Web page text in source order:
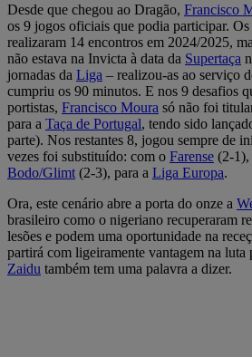
Desde que chegou ao Dragão, Francisco
os 9 jogos oficiais que podia participar. Os
realizaram 14 encontros em 2024/2025,
não estava na Invicta à data da Supertaça
jornadas da Liga – realizou-as ao serviço
cumpriu os 90 minutos. E nos 9 desafios
portistas, Francisco Moura só não foi
para a Taça de Portugal, tendo sido
parte). Nos restantes 8, jogou sempre de
vezes foi substituído: com o Farense (2-1),
Bodo/Glimt (2-3), para a Liga Europa.
Ora, este cenário abre a porta do onze a
brasileiro como o nigeriano recuperaram
lesões e podem uma oportunidade na
partirá com ligeiramente vantagem na luta
Zaidu também tem uma palavra a dizer.